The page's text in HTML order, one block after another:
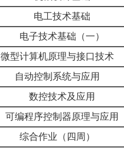
电工技术基础
电子技术基础（一）
微型计算机原理与接口技术
自动控制系统与应用
数控技术及应用
可编程序控制器原理与应用
综合作业（四周）